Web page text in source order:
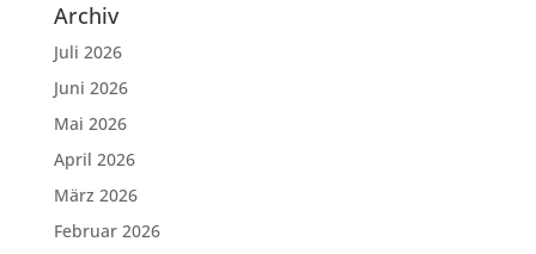
Archiv
Juli 2026
Juni 2026
Mai 2026
April 2026
März 2026
Februar 2026